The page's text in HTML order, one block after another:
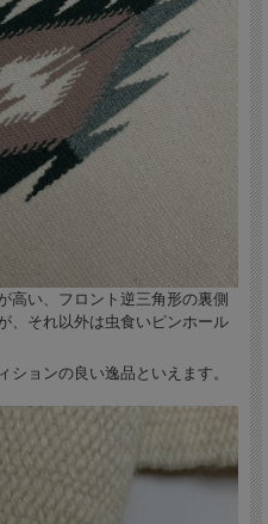
高い、フロント逆三角形の裏側
、それ以外は虫食いピンホール
ョンの良い逸品といえます。